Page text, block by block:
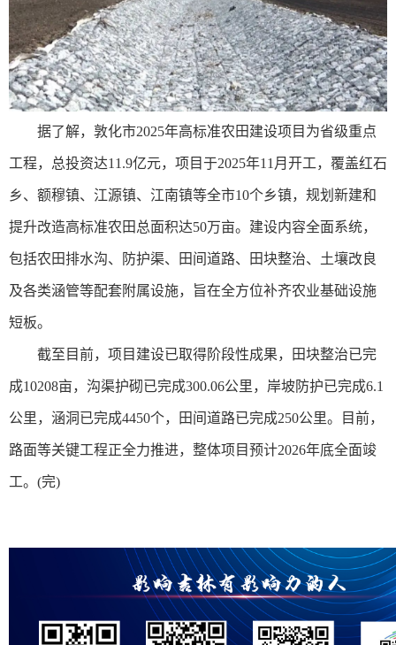
据了解，敦化市2025年高标准农田建设项目为省级重点
工程，总投资达11.9亿元，项目于2025年11月开工，覆盖红石
乡、额穆镇、江源镇、江南镇等全市10个乡镇，规划新建和
提升改造高标准农田总面积达50万亩。建设内容全面系统，
包括农田排水沟、防护渠、田间道路、田块整治、土壤改良
及各类涵管等配套附属设施，旨在全方位补齐农业基础设施
短板。
截至目前，项目建设已取得阶段性成果，田块整治已完
成10208亩，沟渠护砌已完成300.06公里，岸坡防护已完成6.1
公里，涵洞已完成4450个，田间道路已完成250公里。目前，
路面等关键工程正全力推进，整体项目预计2026年底全面竣
工。(完)